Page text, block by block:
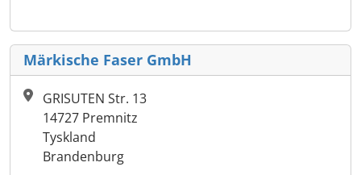
Märkische Faser GmbH
GRISUTEN Str. 13
14727 Premnitz
Tyskland
Brandenburg